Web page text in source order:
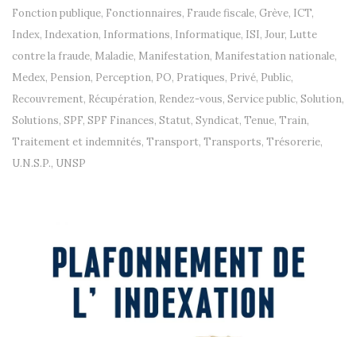
Fonction publique, Fonctionnaires, Fraude fiscale, Grève, ICT,
Index, Indexation, Informations, Informatique, ISI, Jour, Lutte
contre la fraude, Maladie, Manifestation, Manifestation nationale,
Medex, Pension, Perception, PO, Pratiques, Privé, Public,
Recouvrement, Récupération, Rendez-vous, Service public, Solution,
Solutions, SPF, SPF Finances, Statut, Syndicat, Tenue, Train,
Traitement et indemnités, Transport, Transports, Trésorerie,
U.N.S.P., UNSP